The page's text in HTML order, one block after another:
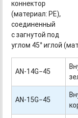
коннектор
(материал: PE),
соединенный
с загнутой под
углом 45° иглой
AN-14G−45
AN-15G−45